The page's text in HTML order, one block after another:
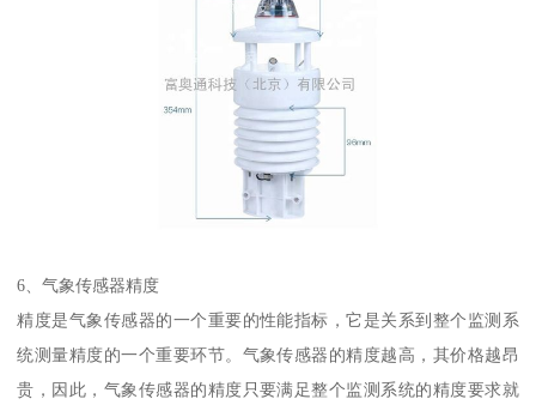
6、气象传感器精度
精度是气象传感器的一个重要的性能指标，它是关系到整个监测系
统测量精度的一个重要环节。气象传感器的精度越高，其价格越昂
贵，因此，气象传感器的精度只要满足整个监测系统的精度要求就